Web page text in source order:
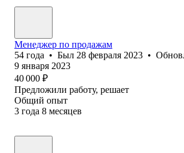
Менеджер по продажам
54 года • Был 28 февраля 2023 •
9 января 2023
40 000 ₽
Предложили работу, решает
Общий опыт
3 года 8 месяцев